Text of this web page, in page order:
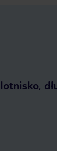
lotnisko,